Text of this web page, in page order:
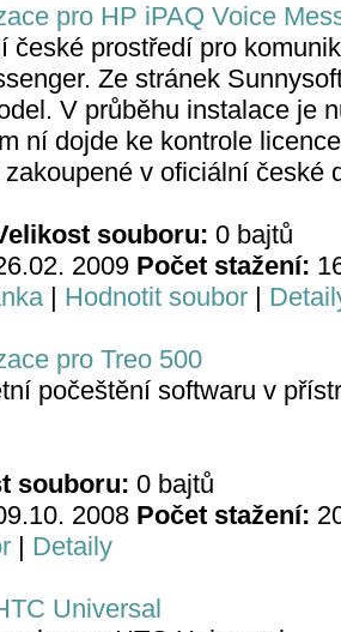
pro HP iPAQ Voice
české prostředí pro
Ze stránek
V průběhu instalace je
ní dojde ke kontrole
v oficiální české
souboru: 0 bajtů
2009 Počet stažení:
| Hodnotit soubor |
pro Treo 500
počeštění softwaru v
souboru: 0 bajtů
2008 Počet stažení:
| Detaily
Universal